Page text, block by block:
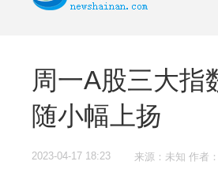
周一A股三大指
随小幅上扬
2023-04-17 18:23 来源：未知 作者